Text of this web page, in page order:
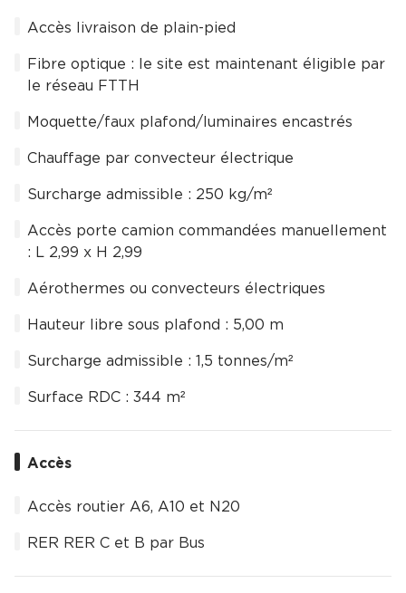
Accès livraison de plain-pied
Fibre optique : le site est maintenant éligible par
le réseau FTTH
Moquette/faux plafond/luminaires encastrés
Chauffage par convecteur électrique
Surcharge admissible : 250 kg/m²
Accès porte camion commandées manuellement
: L 2,99 x H 2,99
Aérothermes ou convecteurs électriques
Hauteur libre sous plafond : 5,00 m
Surcharge admissible : 1,5 tonnes/m²
Surface RDC : 344 m²
Accès
Accès routier A6, A10 et N20
RER RER C et B par Bus